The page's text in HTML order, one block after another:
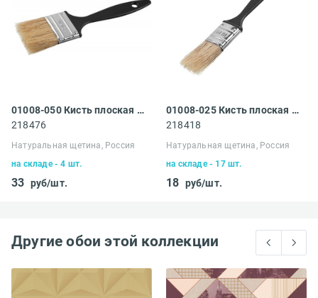
01008-050 Кисть плоская Сибин
218476
Натуральная щетина, Россия
на складе - 4 шт.
33 руб/шт.
01008-025 Кисть плоская Сибин
218418
Натуральная щетина, Россия
на складе - 17 шт.
18 руб/шт.
Другие обои этой коллекции